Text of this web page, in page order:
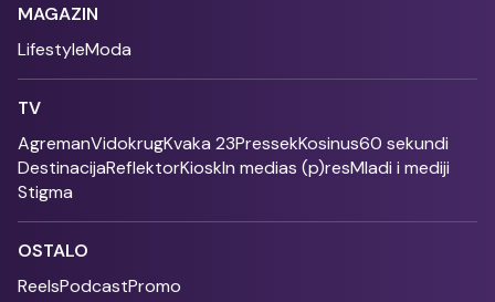
MAGAZIN
LifestyleModa
TV
AgremanVidokrugKvaka 23PressekKosinus60 sekundi
DestinacijaReflektorKioskIn medias (p)resMladi i mediji
Stigma
OSTALO
ReelsPodcastPromo